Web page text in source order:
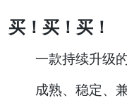
买！买！买！
一款持续升级
成熟、稳定、